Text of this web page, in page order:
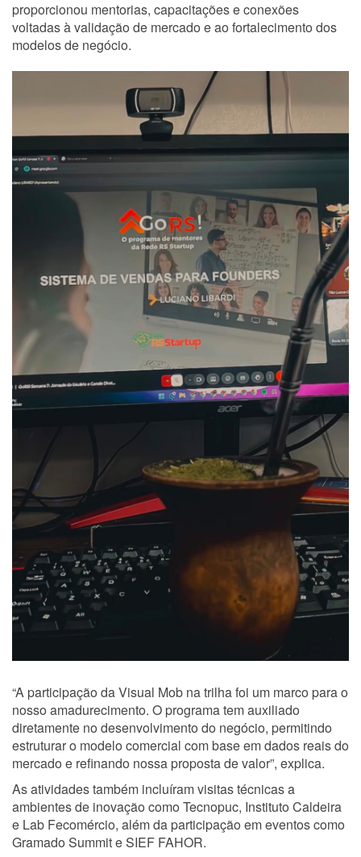
proporcionou mentorias, capacitações e conexões
voltadas à validação de mercado e ao fortalecimento dos
modelos de negócio.
“A participação da Visual Mob na trilha foi um marco para o
nosso amadurecimento. O programa tem auxiliado
diretamente no desenvolvimento do negócio, permitindo
estruturar o modelo comercial com base em dados reais do
mercado e refinando nossa proposta de valor”, explica.
As atividades também incluíram visitas técnicas a
ambientes de inovação como Tecnopuc, Instituto Caldeira
e Lab Fecomércio, além da participação em eventos como
Gramado Summit e SIEF FAHOR.